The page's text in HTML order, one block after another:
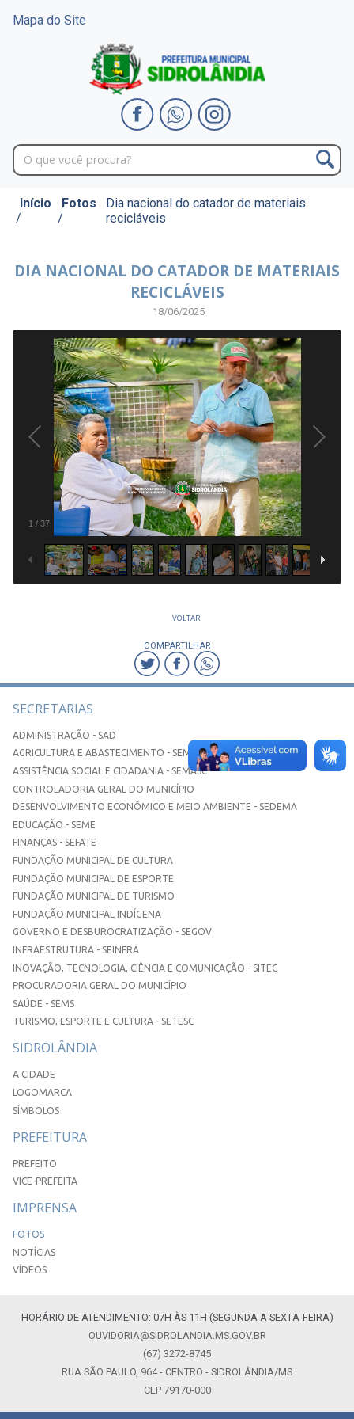
Mapa do Site
Início
/
Fotos
/
Dia nacional do catador de materiais
recicláveis
DIA NACIONAL DO CATADOR DE MATERIAIS
RECICLÁVEIS
18/06/2025
1 / 37
VOLTAR
COMPARTILHAR
SECRETARIAS
ADMINISTRAÇÃO - SAD
AGRICULTURA E ABASTECIMENTO - SEMAA
ASSISTÊNCIA SOCIAL E CIDADANIA - SEMASC
CONTROLADORIA GERAL DO MUNICÍPIO
DESENVOLVIMENTO ECONÔMICO E MEIO AMBIENTE - SEDEMA
EDUCAÇÃO - SEME
FINANÇAS - SEFATE
FUNDAÇÃO MUNICIPAL DE CULTURA
FUNDAÇÃO MUNICIPAL DE ESPORTE
FUNDAÇÃO MUNICIPAL DE TURISMO
FUNDAÇÃO MUNICIPAL INDÍGENA
GOVERNO E DESBUROCRATIZAÇÃO - SEGOV
INFRAESTRUTURA - SEINFRA
INOVAÇÃO, TECNOLOGIA, CIÊNCIA E COMUNICAÇÃO - SITEC
PROCURADORIA GERAL DO MUNICÍPIO
SAÚDE - SEMS
TURISMO, ESPORTE E CULTURA - SETESC
SIDROLÂNDIA
A CIDADE
LOGOMARCA
SÍMBOLOS
PREFEITURA
PREFEITO
VICE-PREFEITA
IMPRENSA
FOTOS
NOTÍCIAS
VÍDEOS
HORÁRIO DE ATENDIMENTO: 07H ÀS 11H (SEGUNDA A SEXTA-FEIRA)
OUVIDORIA@SIDROLANDIA.MS.GOV.BR
(67) 3272-8745
RUA SÃO PAULO, 964 - CENTRO - SIDROLÂNDIA/MS
CEP 79170-000